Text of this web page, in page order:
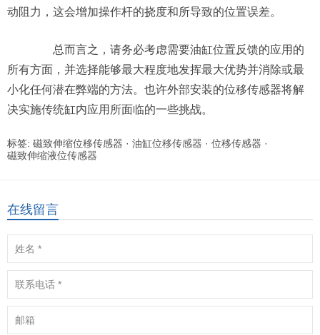
动阻力，这会增加操作杆的挠度和所导致的位置误差。
总而言之，请务必考虑需要油缸位置反馈的应用的
所有方面，并选择能够最大程度地发挥最大优势并消除或最
小化任何潜在弊端的方法。也许外部安装的位移传感器将解
决实施传统缸内应用所面临的一些挑战。
标签: 磁致伸缩位移传感器 · 油缸位移传感器 · 位移传感器 ·
磁致伸缩液位传感器
在线留言